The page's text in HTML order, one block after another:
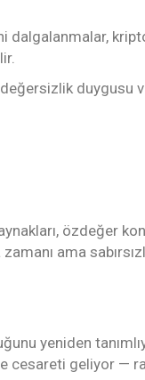
dalgalanmalar,
duygusu
özdeğer
ama
yeniden
cesareti geliyor —